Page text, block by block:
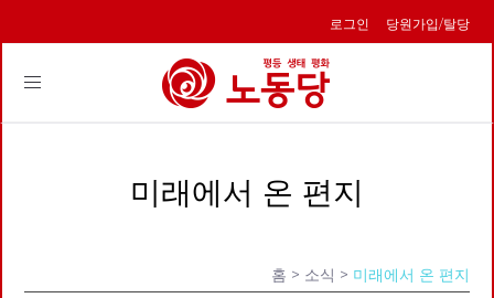
로그인 당원가입/탈당
Toggle
미래에서 온 편지
홈 > 소식 > 미래에서 온 편지